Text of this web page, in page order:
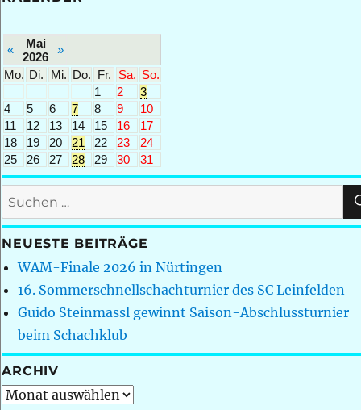
«
Mai
2026
»
Mo. Di. Mi. Do. Fr. Sa. So.
1
2
3
4
5 6 7 8 9
10
11
12 13 14 15 16
17
18
19 20 21 22 23
24
25
26 27 28 29 30 31
Suchen
nach:
NEUESTE BEITRÄGE
WAM-Finale 2026 in Nürtingen
16. Sommerschnellschachturnier des SC Leinfelden
Guido Steinmassl gewinnt Saison-Abschlussturnier
beim Schachklub
ARCHIV
Archiv